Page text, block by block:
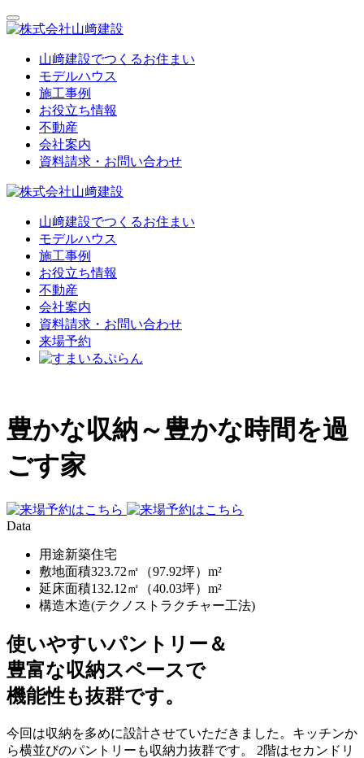
山﨑建設でつくるお住まい
モデルハウス
施工事例
お役立ち情報
不動産
会社案内
資料請求・お問い合わせ
山﨑建設でつくるお住まい
モデルハウス
施工事例
お役立ち情報
不動産
会社案内
資料請求・お問い合わせ
来場予約
豊かな収納～豊かな時間を過
ごす家
Data
用途新築住宅
敷地面積323.72㎡（97.92坪）m²
延床面積132.12㎡（40.03坪）m²
構造木造(テクノストラクチャー工法)
使いやすいパントリー＆
豊富な収納スペースで
機能性も抜群です。
今回は収納を多めに設計させていただきました。キッチンか
ら横並びのパントリーも収納力抜群です。 2階はセカンドリ